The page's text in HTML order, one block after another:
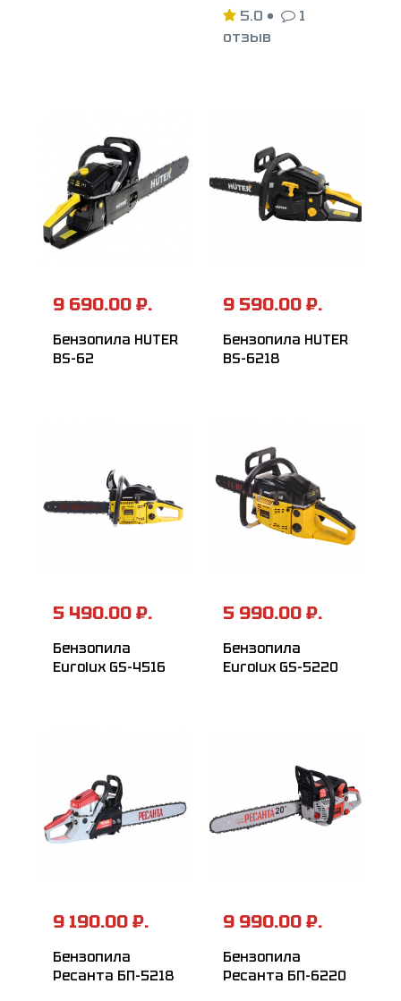
5.0 •
1
отзыв
9 690.00 ₽.
Бензопила HUTER
BS-62
9 590.00 ₽.
Бензопила HUTER
BS-6218
5 490.00 ₽.
Бензопила
Eurolux GS-4516
5 990.00 ₽.
Бензопила
Eurolux GS-5220
9 190.00 ₽.
Бензопила
Ресанта БП-5218
9 990.00 ₽.
Бензопила
Ресанта БП-6220